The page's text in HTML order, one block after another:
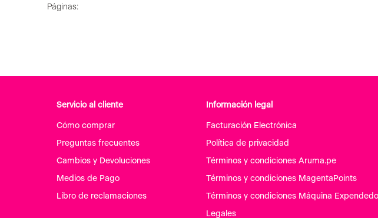
Páginas:
Servicio al cliente
Cómo comprar
Preguntas frecuentes
Cambios y Devoluciones
Medios de Pago
Libro de reclamaciones
Información legal
Facturación Electrónica
Política de privacidad
Términos y condiciones Aruma.pe
Términos y condiciones MagentaPoints
Términos y condiciones Máquina
Legales